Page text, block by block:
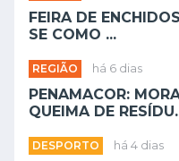
FEIRA DE
SE COMO ...
REGIÃO há 6 dias
PENAMACOR:
QUEIMA DE
DESPORTO há 4 dias